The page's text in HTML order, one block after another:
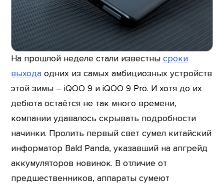
На прошлой неделе стали известнысроки
выхода одних из самых амбициозных устройств
этой зимы – iQOO 9 и iQOO 9 Pro. И хотя до их
дебюта остаётся не так много времени,
компании удавалось скрывать подробности
начинки. Пролить первый свет сумел китайский
информатор Bald Panda, указавший на апгрейд
аккумуляторов новинок. В отличие от
предшественников, аппараты сумеют